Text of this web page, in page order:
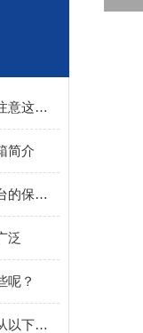
巨为爆破试验台的安全操作需要注意这些很重要的细节
简介
别等故障才重视！脉冲爆破试验台的保养秘诀，早懂早避坑
泛
呢？
脉冲爆破试验台其在保养方面需从以下方面入手